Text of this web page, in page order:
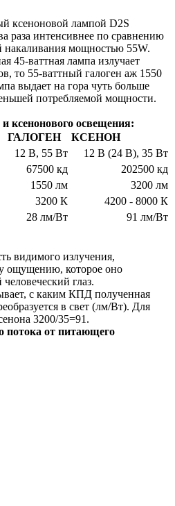
ксеноновой лампой D2S
раза интенсивнее по сравнению
мощностью 55W.
45-ваттная лампа излучает
то 55-ваттный галоген аж 1550
выдает на гора чуть больше
потребляемой мощности.
ксенонового освещения:
ГАЛОГЕН
КСЕНОН
12 В, 55 Вт
12 В (24 B), 35 Вт
67500 кд
202500 кд
1550 лм
3200 лм
3200 К
4200 - 8000 К
28 лм/Вт 91 лм/Вт
видимого излучения,
ощущению, которое оно
глаз.
с каким КПД полученная
в свет (лм/Вт). Для
3200/35=91.
потока от питающего